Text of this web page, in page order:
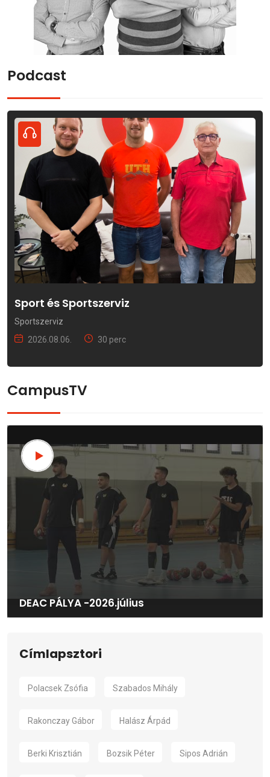
Podcast
Sport és Sportszerviz
Sportszerviz
2026.08.06.
30 perc
CampusTV
DEAC PÁLYA -2026.július
Címlapsztori
Polacsek Zsófia Szabados Mihály
Rakonczay Gábor Halász Árpád
Berki Krisztián Bozsik Péter Sipos Adrián